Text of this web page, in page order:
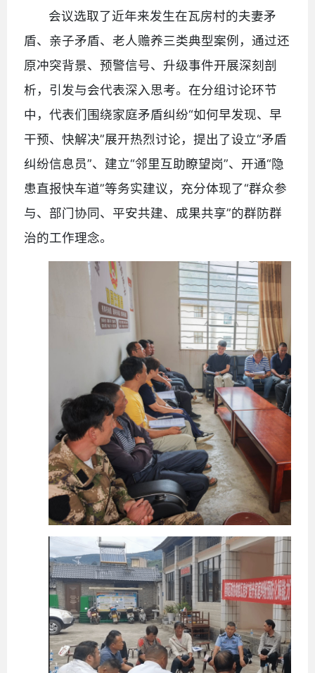
会议选取了近年来发生在瓦房村的夫妻矛
盾、亲子矛盾、老人赡养三类典型案例，通过还
原冲突背景、预警信号、升级事件开展深刻剖
析，引发与会代表深入思考。在分组讨论环节
中，代表们围绕家庭矛盾纠纷“如何早发现、早
干预、快解决”展开热烈讨论，提出了设立“矛盾
纠纷信息员”、建立“邻里互助瞭望岗”、开通“隐
患直报快车道”等务实建议，充分体现了“群众参
与、部门协同、平安共建、成果共享”的群防群
治的工作理念。